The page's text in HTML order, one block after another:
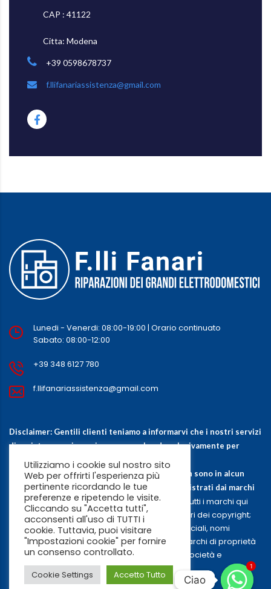
CAP : 41122
Citta: Modena
+39 0598678737
f.llifanariassistenza@gmail.com
Lunedi - Venerdi: 08:00-19:00 | Orario continuato
Sabato: 08:00-12:00
+39 348 6127 780
f.llifanariassistenza@gmail.com
Disclaimer: Gentili clienti teniamo a informarvi che i nostri servizi
di assistenza e riparazione sono solo ed esclusivamente per
grandi elettrodomestici fuori garanzia.
Questo sito e i servizi offerti in questo sito non sono in alcun
modo sponsorizzati, affiliati, approvati o amministrati dai marchi
che vengono sponsorizzati o associati a esso.
Tutti i marchi qui
esposti sono di proprietà dei rispettivi detentori dei copyright;
marchi di terzi, nomi di prodotti, nomi commerciali, nomi
corporativi e società citati possono essere marchi di proprietà
dei rispettivi titolari o marchi registrati d’altre società e
appartengono ai loro legittimi proprietari.
Utilizziamo i cookie sul nostro sito
Web per offrirti l'esperienza più
pertinente ricordando le tue
preferenze e ripetendo le visite.
Cliccando su "Accetta tutti",
acconsenti all'uso di TUTTI i
cookie. Tuttavia, puoi visitare
"Impostazioni cookie" per fornire
un consenso controllato.
Cookie Settings Accetto Tutto
1
Ciao
Ciao